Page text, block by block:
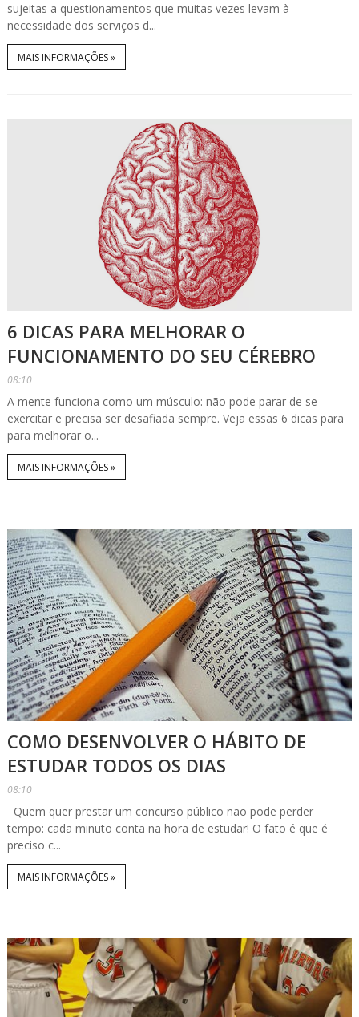
sujeitas a questionamentos que muitas vezes levam à
necessidade dos serviços d...
MAIS INFORMAÇÕES »
6 DICAS PARA MELHORAR O
FUNCIONAMENTO DO SEU CÉREBRO
08:10
A mente funciona como um músculo: não pode parar de se
exercitar e precisa ser desafiada sempre. Veja essas 6 dicas para
para melhorar o...
MAIS INFORMAÇÕES »
COMO DESENVOLVER O HÁBITO DE
ESTUDAR TODOS OS DIAS
08:10
Quem quer prestar um concurso público não pode perder
tempo: cada minuto conta na hora de estudar! O fato é que é
preciso c...
MAIS INFORMAÇÕES »